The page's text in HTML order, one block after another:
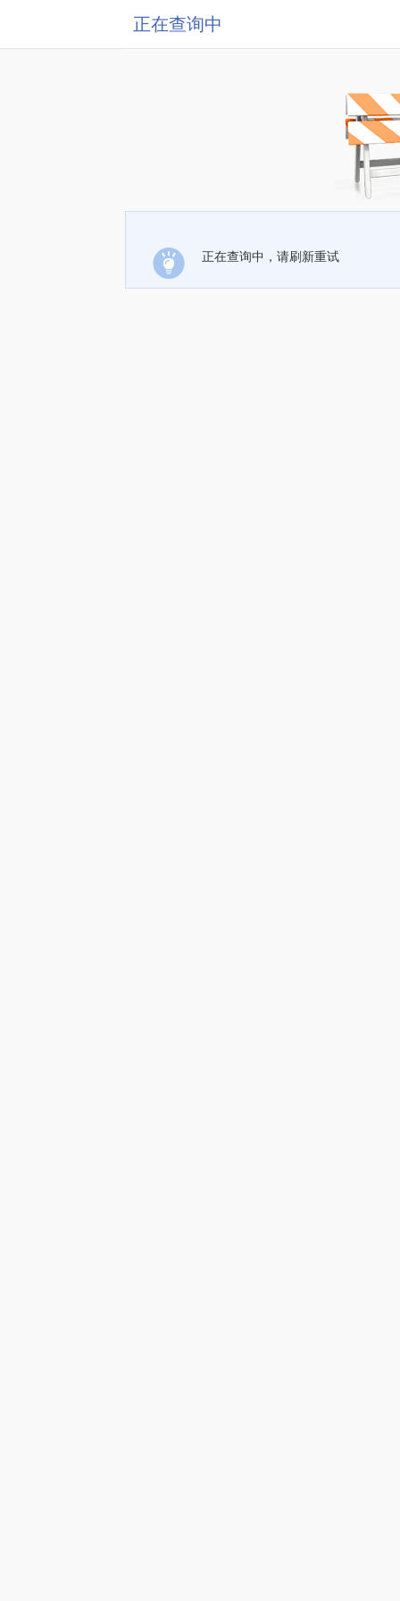
正在查询中
正在查询中，请刷新重试